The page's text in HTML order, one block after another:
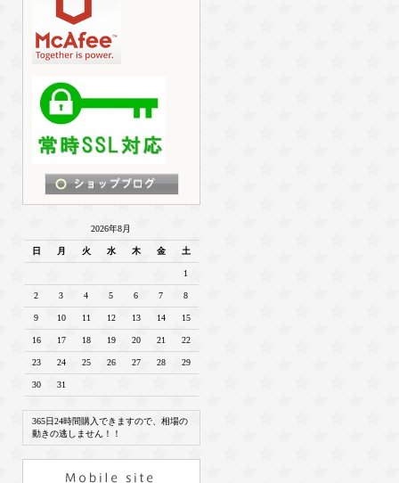
2026年8月
日 月 火 水 木 金 土
1
2 3 4 5 6 7 8
9 10 11 12 13 14 15
16 17 18 19 20 21 22
23 24 25 26 27 28 29
30 31
365日24時間購入できますので、相場の
動きの逃しません！！